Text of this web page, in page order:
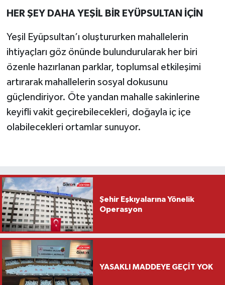
HER ŞEY DAHA YEŞİL BİR EYÜPSULTAN İÇİN
Yeşil Eyüpsultan’ı oluştururken mahallelerin
ihtiyaçları göz önünde bulundurularak her biri
özenle hazırlanan parklar, toplumsal etkileşimi
artırarak mahallelerin sosyal dokusunu
güçlendiriyor. Öte yandan mahalle sakinlerine
keyifli vakit geçirebilecekleri, doğayla iç içe
olabilecekleri ortamlar sunuyor.
Şehir Eşkıyalarına Yönelik
Operasyon
YASAKLI MADDEYE GEÇİT YOK